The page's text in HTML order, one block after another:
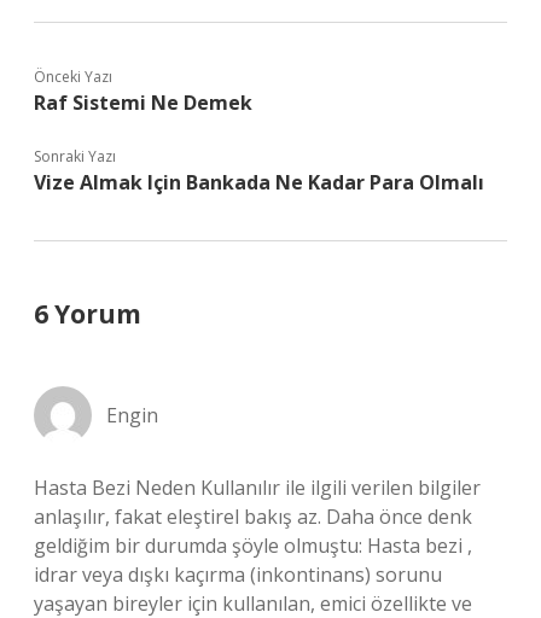
Önceki Yazı
Raf Sistemi Ne Demek
Sonraki Yazı
Vize Almak Için Bankada Ne Kadar Para Olmalı
6 Yorum
Engin
Hasta Bezi Neden Kullanılır ile ilgili verilen bilgiler
anlaşılır, fakat eleştirel bakış az. Daha önce denk
geldiğim bir durumda şöyle olmuştu: Hasta bezi ,
idrar veya dışkı kaçırma (inkontinans) sorunu
yaşayan bireyler için kullanılan, emici özellikte ve